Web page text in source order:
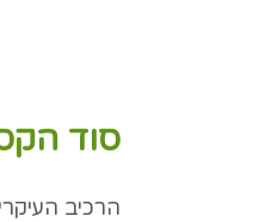
סוד
הרכיב